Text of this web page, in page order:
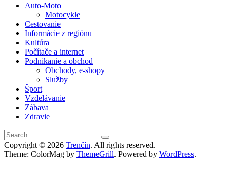
Auto-Moto
Motocykle
Cestovanie
Informácie z regiónu
Kultúra
Počítače a internet
Podnikanie a obchod
Obchody, e-shopy
Služby
Šport
Vzdelávanie
Zábava
Zdravie
Copyright © 2026 Trenčín. All rights reserved.
Theme: ColorMag by ThemeGrill. Powered by WordPress.